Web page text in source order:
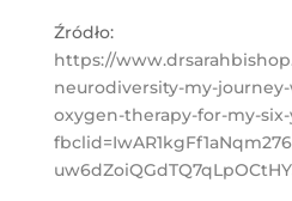
Źródło:
https://
neurodiversity-my-
oxygen-therapy-for-my-